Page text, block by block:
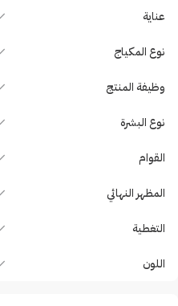
Charlotte Tilbury
Dinto
Dior
Entropy
Eveline Cosmetics
FENTY BEAUTY
fwee
Gifts & Sets
عناية
نوع المكياج
وظيفة المنتج
نوع البشرة
القوام
المظهر النهائي
التغطية
اللون